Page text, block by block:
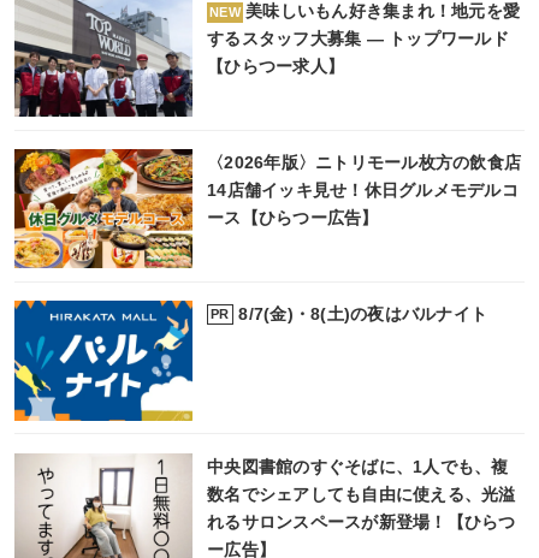
NEW 美味しいもん好き集まれ！地元を愛
するスタッフ大募集 ― トップワールド
【ひらつー求人】
〈2026年版〉ニトリモール枚方の飲食店
14店舗イッキ見せ！休日グルメモデルコ
ース【ひらつー広告】
PR 8/7(金)・8(土)の夜はバルナイト
中央図書館のすぐそばに、1人でも、複
数名でシェアしても自由に使える、光溢
れるサロンスペースが新登場！【ひらつ
ー広告】